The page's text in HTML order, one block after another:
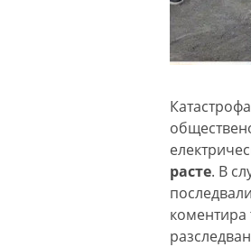
расте. В
коментира